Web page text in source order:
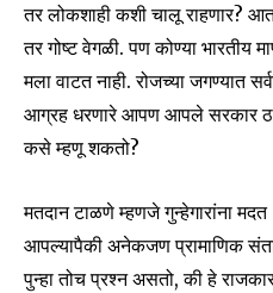
SUBSCRIBERS
conversation.
To subscribe, simply enter
तर लोकशाही कशी चालू राहणार?
तर गोष्ट वेगळी. पण कोण्या
मला वाटत नाही. रोजच्या जगण्यात
आग्रह धरणारे आपण आपले सरकार
कसे म्हणू शकतो?
मतदान टाळणे म्हणजे गुन्हेगारांना मदत
आपल्यापैकी अनेकजण प्रामाणिक
पुन्हा तोच प्रश्न असतो, की हे